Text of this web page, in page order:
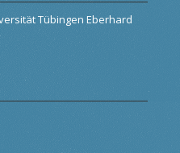
Tübingen Eberhard